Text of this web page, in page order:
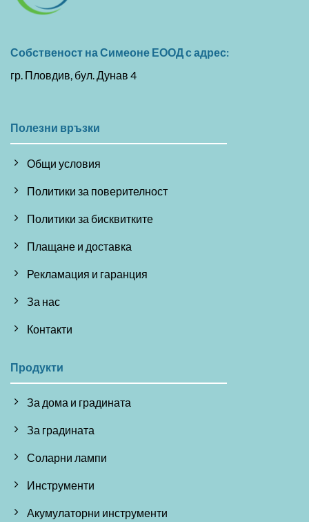
Собственост на Симеоне ЕООД с адрес:
гр. Пловдив, бул. Дунав 4
Полезни връзки
Общи условия
Политики за поверителност
Политики за бисквитките
Плащане и доставка
Рекламация и гаранция
За нас
Контакти
Продукти
За дома и градината
За градината
Соларни лампи
Инструменти
Акумулаторни инструменти